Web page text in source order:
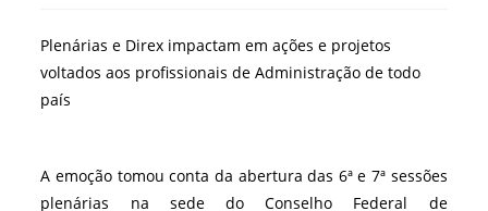
Plenárias e Direx impactam em ações e projetos
voltados aos profissionais de Administração de todo
país
A emoção tomou conta da abertura das 6ª e 7ª sessões
plenárias na sede do Conselho Federal de